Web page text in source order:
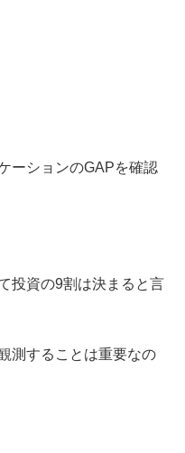
ーションのGAPを確認
投資の9割は決まると言
測することは重要なの